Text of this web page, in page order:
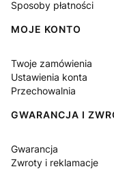
Sposoby płatności
MOJE KONTO
Twoje zamówienia
Ustawienia konta
Przechowalnia
GWARANCJA I
Gwarancja
Zwroty i reklamacje